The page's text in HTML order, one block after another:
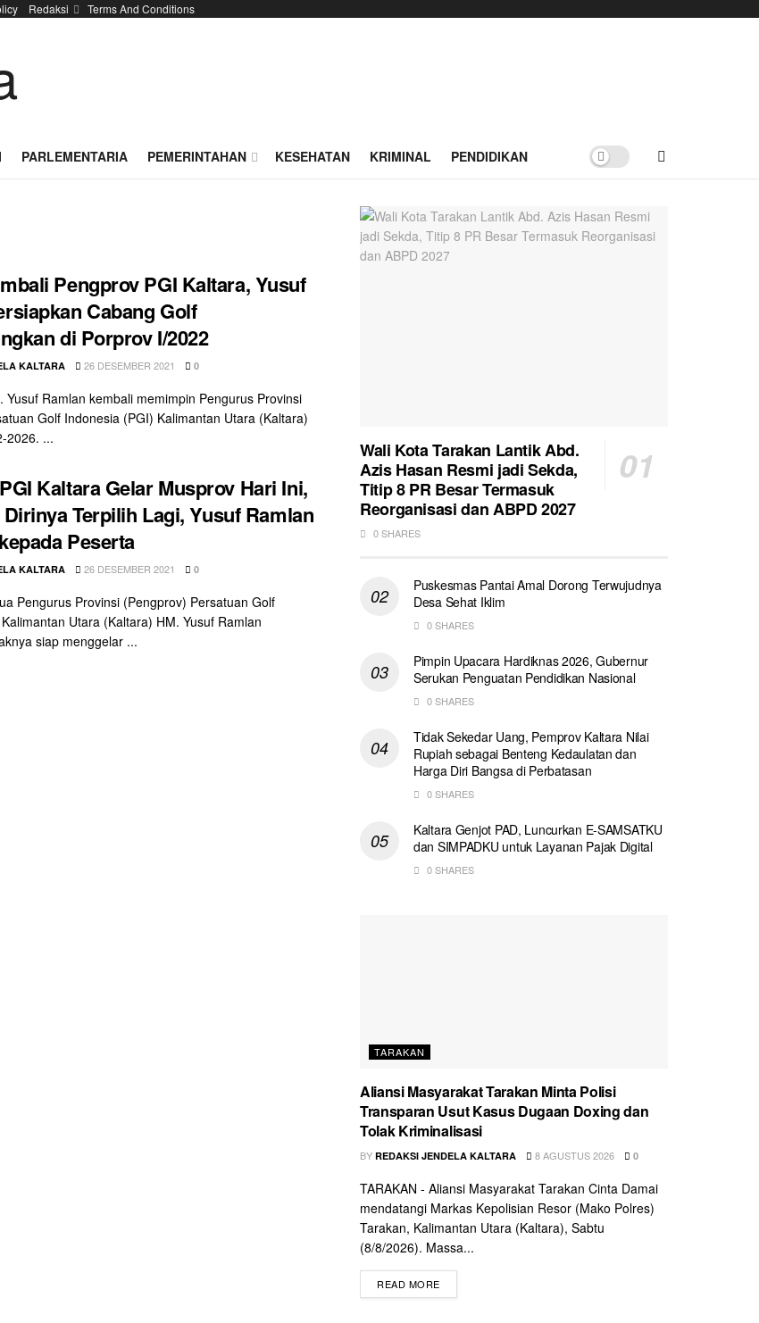
Redaksi Terms And Conditions
PARLEMENTARIA PEMERINTAHAN KESEHATAN KRIMINAL PENDIDIKAN
Pengprov PGI Kaltara, Yusuf
Cabang Golf
di Porprov I/2022
KALTARA 26 DESEMBER 2021 0
Yusuf Ramlan kembali memimpin Pengurus Provinsi
Golf Indonesia (PGI) Kalimantan Utara (Kaltara)
2026. ...
Kaltara Gelar Musprov Hari Ini,
Terpilih Lagi, Yusuf Ramlan
Peserta
KALTARA 26 DESEMBER 2021 0
Pengurus Provinsi (Pengprov) Persatuan Golf
Utara (Kaltara) HM. Yusuf Ramlan
siap menggelar ...
Wali Kota Tarakan Lantik Abd.
Azis Hasan Resmi jadi Sekda,
Titip 8 PR Besar Termasuk
Reorganisasi dan ABPD 2027
0 SHARES
Puskesmas Pantai Amal Dorong Terwujudnya
Desa Sehat Iklim
0 SHARES
Pimpin Upacara Hardiknas 2026, Gubernur
Serukan Penguatan Pendidikan Nasional
0 SHARES
Tidak Sekedar Uang, Pemprov Kaltara Nilai
Rupiah sebagai Benteng Kedaulatan dan
Harga Diri Bangsa di Perbatasan
0 SHARES
Kaltara Genjot PAD, Luncurkan E-SAMSATKU
dan SIMPADKU untuk Layanan Pajak Digital
0 SHARES
TARAKAN
Aliansi Masyarakat Tarakan Minta Polisi
Transparan Usut Kasus Dugaan Doxing dan
Tolak Kriminalisasi
BY REDAKSI JENDELA KALTARA 8 AGUSTUS 2026 0
TARAKAN - Aliansi Masyarakat Tarakan Cinta Damai
mendatangi Markas Kepolisian Resor (Mako Polres)
Tarakan, Kalimantan Utara (Kaltara), Sabtu
(8/8/2026). Massa...
READ MORE